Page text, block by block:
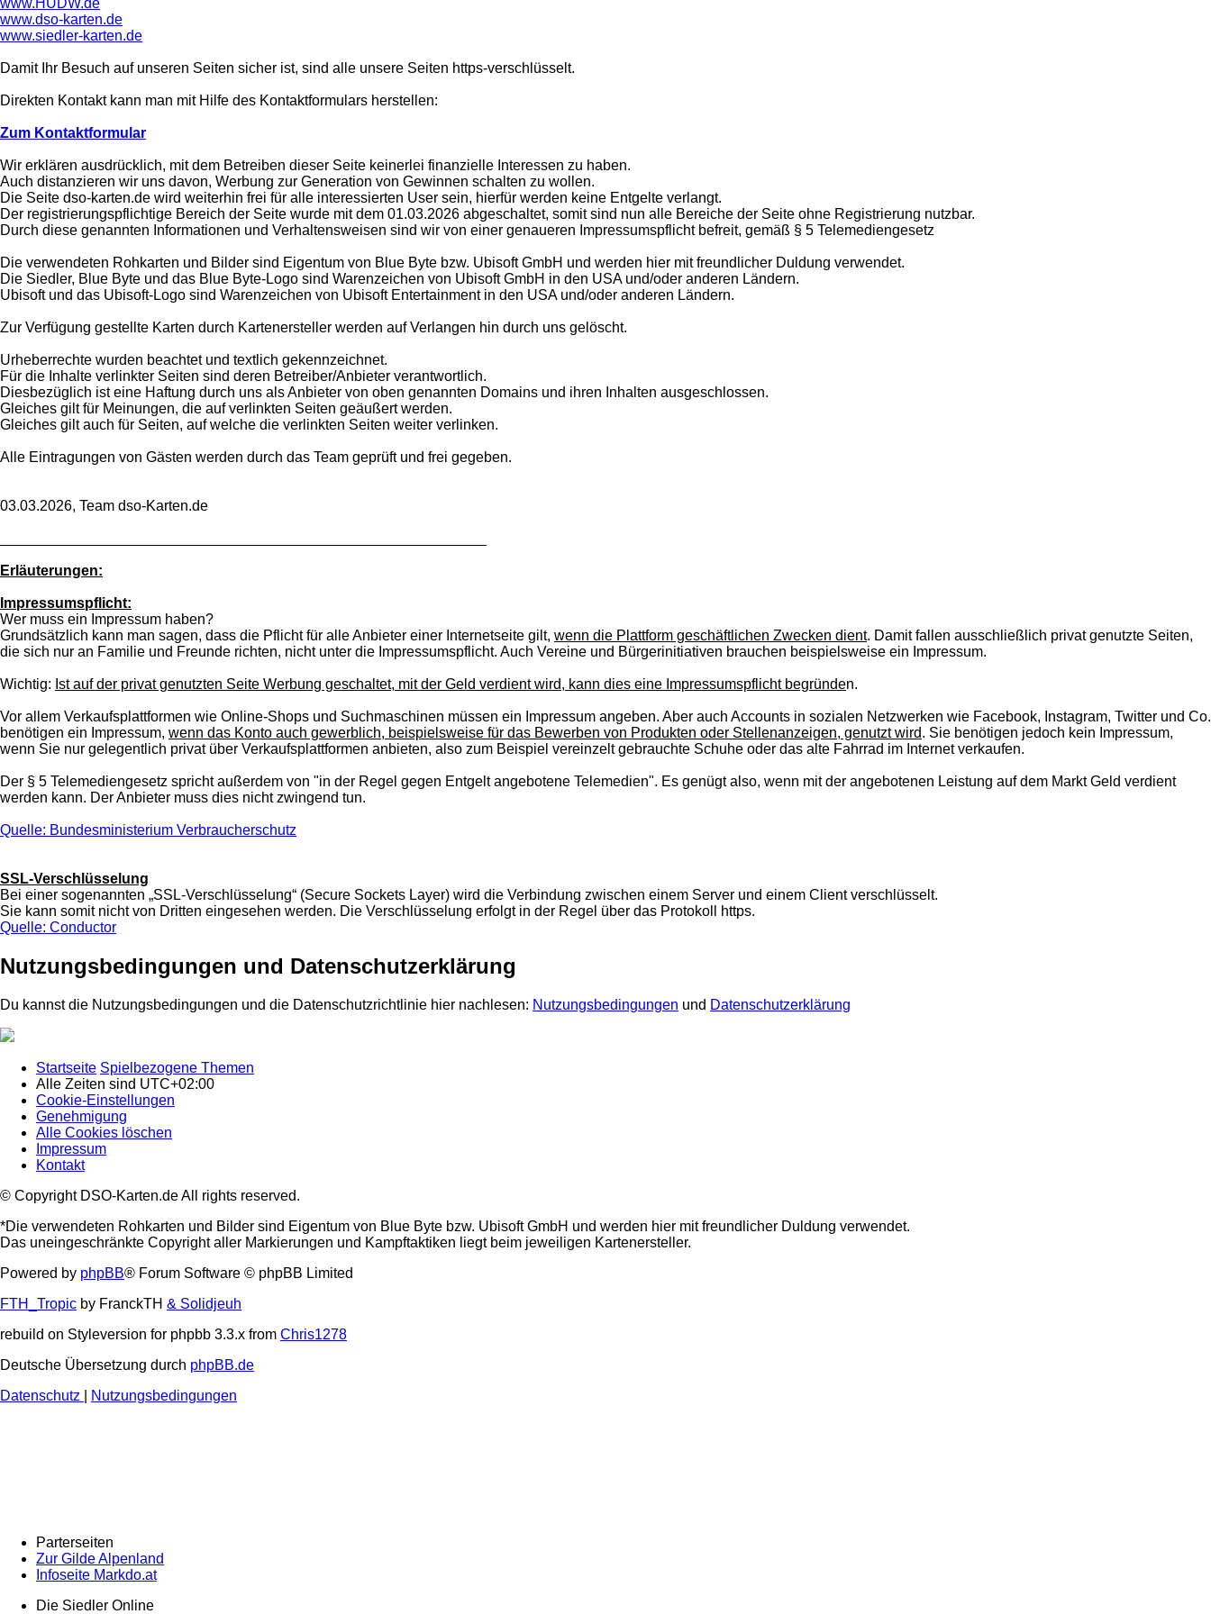
www.dso-karten.de
www.siedler-karten.de
Damit Ihr Besuch auf unseren Seiten sicher ist, sind alle unsere Seiten https-verschlüsselt.
Direkten Kontakt kann man mit Hilfe des Kontaktformulars herstellen:
Zum Kontaktformular
Wir erklären ausdrücklich, mit dem Betreiben dieser Seite keinerlei finanzielle Interessen zu haben.
Auch distanzieren wir uns davon, Werbung zur Generation von Gewinnen schalten zu wollen.
Die Seite dso-karten.de wird weiterhin frei für alle interessierten User sein, hierfür werden keine Entgelte verlangt.
Der registrierungspflichtige Bereich der Seite wurde mit dem 01.03.2026 abgeschaltet, somit sind nun alle Bereiche der Seite ohne Registrierung nutzbar.
Durch diese genannten Informationen und Verhaltensweisen sind wir von einer genaueren Impressumspflicht befreit, gemäß § 5 Telemediengesetz
Die verwendeten Rohkarten und Bilder sind Eigentum von Blue Byte bzw. Ubisoft GmbH und werden hier mit freundlicher Duldung verwendet.
Die Siedler, Blue Byte und das Blue Byte-Logo sind Warenzeichen von Ubisoft GmbH in den USA und/oder anderen Ländern.
Ubisoft und das Ubisoft-Logo sind Warenzeichen von Ubisoft Entertainment in den USA und/oder anderen Ländern.
Zur Verfügung gestellte Karten durch Kartenersteller werden auf Verlangen hin durch uns gelöscht.
Urheberrechte wurden beachtet und textlich gekennzeichnet.
Für die Inhalte verlinkter Seiten sind deren Betreiber/Anbieter verantwortlich.
Diesbezüglich ist eine Haftung durch uns als Anbieter von oben genannten Domains und ihren Inhalten ausgeschlossen.
Gleiches gilt für Meinungen, die auf verlinkten Seiten geäußert werden.
Gleiches gilt auch für Seiten, auf welche die verlinkten Seiten weiter verlinken.
Alle Eintragungen von Gästen werden durch das Team geprüft und frei gegeben.
03.03.2026, Team dso-Karten.de
Erläuterungen:
Impressumspflicht:
Wer muss ein Impressum haben?
Grundsätzlich kann man sagen, dass die Pflicht für alle Anbieter einer Internetseite gilt, wenn die Plattform geschäftlichen Zwecken dient. Damit fallen ausschließlich privat genutzte Seiten,
die sich nur an Familie und Freunde richten, nicht unter die Impressumspflicht. Auch Vereine und Bürgerinitiativen brauchen beispielsweise ein Impressum.
Wichtig: Ist auf der privat genutzten Seite Werbung geschaltet, mit der Geld verdient wird, kann dies eine Impressumspflicht begründen.
Vor allem Verkaufsplattformen wie Online-Shops und Suchmaschinen müssen ein Impressum angeben. Aber auch Accounts in sozialen Netzwerken wie Facebook, Instagram, Twitter und Co.
benötigen ein Impressum, wenn das Konto auch gewerblich, beispielsweise für das Bewerben von Produkten oder Stellenanzeigen, genutzt wird. Sie benötigen jedoch kein Impressum,
wenn Sie nur gelegentlich privat über Verkaufsplattformen anbieten, also zum Beispiel vereinzelt gebrauchte Schuhe oder das alte Fahrrad im Internet verkaufen.
Der § 5 Telemediengesetz spricht außerdem von "in der Regel gegen Entgelt angebotene Telemedien". Es genügt also, wenn mit der angebotenen Leistung auf dem Markt Geld verdient
werden kann. Der Anbieter muss dies nicht zwingend tun.
Quelle: Bundesministerium Verbraucherschutz
SSL-Verschlüsselung
Bei einer sogenannten „SSL-Verschlüsselung“ (Secure Sockets Layer) wird die Verbindung zwischen einem Server und einem Client verschlüsselt.
Sie kann somit nicht von Dritten eingesehen werden. Die Verschlüsselung erfolgt in der Regel über das Protokoll https.
Quelle: Conductor
Nutzungsbedingungen und Datenschutzerklärung
Du kannst die Nutzungsbedingungen und die Datenschutzrichtlinie hier nachlesen: Nutzungsbedingungen und Datenschutzerklärung
Startseite Spielbezogene Themen
Alle Zeiten sind UTC+02:00
Cookie-Einstellungen
Genehmigung
Alle Cookies löschen
Impressum
Kontakt
© Copyright DSO-Karten.de All rights reserved.
*Die verwendeten Rohkarten und Bilder sind Eigentum von Blue Byte bzw. Ubisoft GmbH und werden hier mit freundlicher Duldung verwendet.
Das uneingeschränkte Copyright aller Markierungen und Kampftaktiken liegt beim jeweiligen Kartenersteller.
Powered by phpBB® Forum Software © phpBB Limited
FTH_Tropic by FranckTH & Solidjeuh
rebuild on Styleversion for phpbb 3.3.x from Chris1278
Deutsche Übersetzung durch phpBB.de
Datenschutz
Nutzungsbedingungen
Parterseiten
Zur Gilde Alpenland
Infoseite Markdo.at
Die Siedler Online